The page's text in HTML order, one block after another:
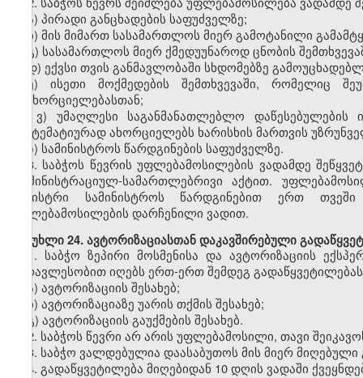
ა) პირადი განცხადების საფუძველზე;
ბ) მის მიმართ სასამართლოს მიერ გამოტანილი
გ) სასამართლოს მიერ ქმედუუნაროდ ცნობის
დ) ექვსი თვის განმავლობაში სხდომებზე
ე) ისეთი მოქმედების შემთხვევაში, რომელიც
განხორციელებასთან;
ვ) უმაღლესი საგანმანათლებლო დაწესებულების
სისტემატიურად ახორციელებს ხარისხის მართვის
ზ) სამინისტროს წარდგინების საფუძველზე.
3. საბჭოს წევრის უფლებამოსილების ვადამდე
ადმინისტრაციულ-სამართლებრივი აქტით.
მინისტრი სამინისტროს წარდგინებით ერთ
უფლებამოსილების დარჩენილი ვადით.
მუხლი24. ავტორიზაციასთან დაკავშირებული
1. საბჭო ზეპირი მოსმენისა და ავტორიზაციის
უმრავლესობით იღებს ერთ-ერთ შემდეგ
ა) ავტორიზაციის შესახებ;
ბ) ავტორიზაციაზე უარის თქმის შესახებ;
გ) ავტორიზაციის გაუქმების შესახებ.
2. საბჭოს წევრი არ არის უფლებამოსილი, თავი
3. საბჭო ვალდებულია დაასაბუთოს მის მიერ მიღებული
4. გადაწყვეტილება მიღებიდან 10 დღის ვადაში